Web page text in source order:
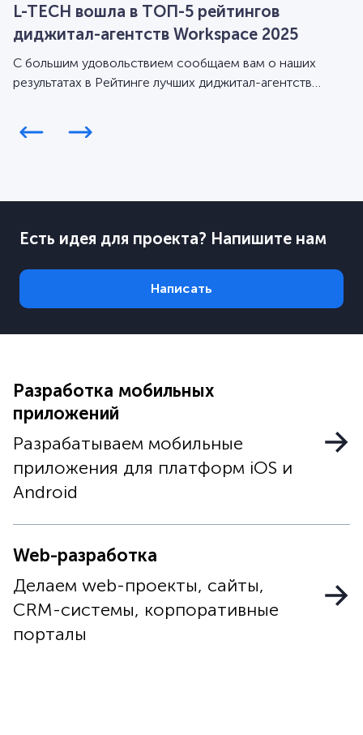
L-TECH вошла в ТОП-5 рейтингов
диджитал-агентств Workspace 2025
С большим удовольствием сообщаем вам о наших
результатах в Рейтинге лучших диджитал-агентств
Есть идея для проекта? Напишите нам
Написать
Разработка мобильных
приложений
Разрабатываем мобильные
приложения для платформ iOS и
Android
Web-разработка
Делаем web-проекты, сайты,
CRM-системы, корпоративные
порталы